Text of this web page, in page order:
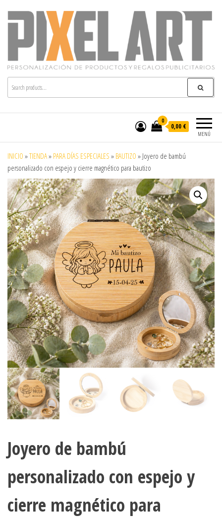
Pixelart
Especialistas en textil publicitario y regalos
personalizados en móstoles
MENÚ
0
0,00 €
INICIO »TIENDA» PARA DÍAS ESPECIALES » BAUTIZO » Joyero de bambú
personalizado con espejo y cierre magnético para bautizo
Joyero de bambú
personalizado con espejo y
cierre magnético para